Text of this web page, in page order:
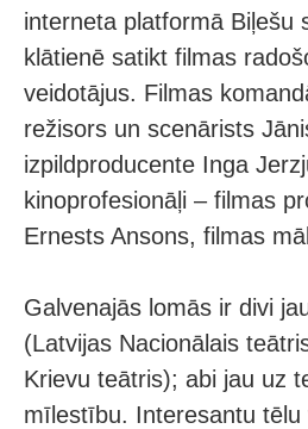
interneta platformā Biļešu
klātienē satikt filmas
veidotājus. Filmas
režisors un scenārists
izpildproducente Inga
kinoprofesionāļi – filmas
Ernests Ansons, filmas
Galvenajās lomās ir divi
(Latvijas Nacionālais
Krievu teātris); abi jau uz
mīlestību. Interesantu